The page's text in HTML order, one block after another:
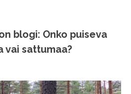
blogi: Onko puiseva
vai sattumaa?